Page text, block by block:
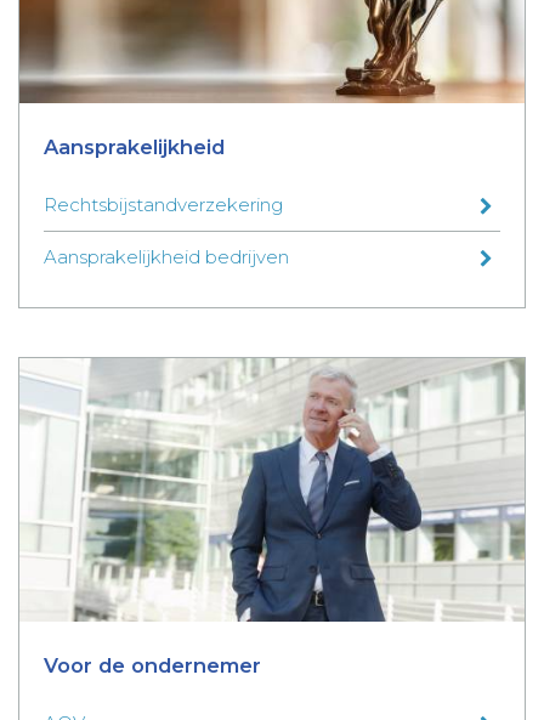
Aansprakelijkheid
Rechtsbijstandverzekering
Aansprakelijkheid bedrijven
Voor de ondernemer